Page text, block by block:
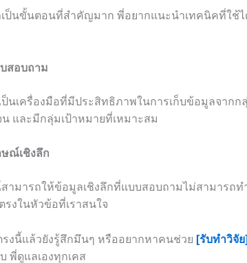
เป็นขั้นตอนที่สำคัญมาก พี่อยากแนะนำเทคนิคที่ใช้
สอบถาม
นเครื่องมือที่มีประสิทธิภาพในการเก็บข้อมูลจาก
และมีกลุ่มเป้าหมายที่เหมาะสม
ณ์เชิงลึก
ามารถให้ข้อมูลเชิงลึกที่แบบสอบถามไม่สามารถท
งในหัวข้อที่เราสนใจ
งนี้แล้วยังรู้สึกมึนๆ หรืออยากหาคนช่วย [รับทำวิจัย]
พี่ดูแลเองทุกเคส